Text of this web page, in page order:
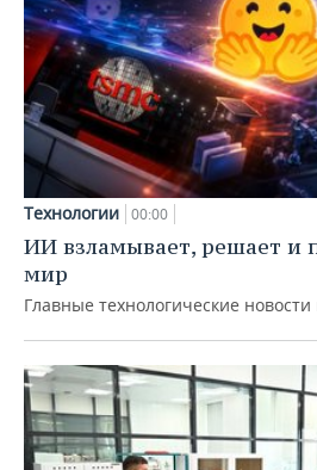
Технологии 00:00
ИИ взламывает, решает и
мир
Главные технологические